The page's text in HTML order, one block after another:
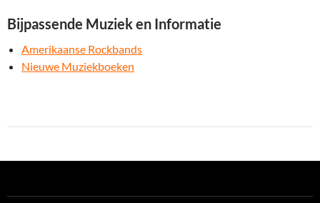
Bijpassende Muziek en Informatie
Amerikaanse Rockbands
Nieuwe Muziekboeken